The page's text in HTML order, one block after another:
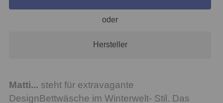
oder
Hersteller
Matti... steht für extravagante
DesignBettwäsche im Winterwelt- Stil. Das